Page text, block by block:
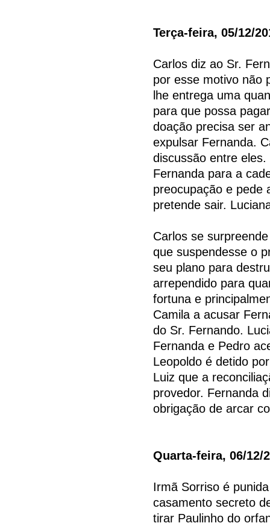
Terça-feira, 05/12/
Carlos diz ao Sr.
por esse motivo não
lhe entrega uma
para que possa
doação precisa ser
expulsar Fernanda.
discussão entre
Fernanda para a
preocupação e pede
pretende sair.
Carlos se
que suspendesse o
seu plano para
arrependido para
fortuna e
Camila a acusar
do Sr. Fernando.
Fernanda e Pedro
Leopoldo é detido
Luiz que a
provedor. Fernanda
obrigação de arcar
Quarta-feira, 06/12/
Irmã Sorriso é
casamento secreto
tirar Paulinho do